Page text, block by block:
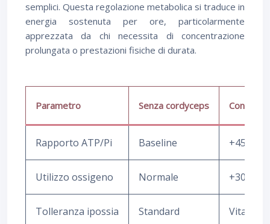
semplici. Questa regolazione metabolica si traduce in
energia sostenuta per ore, particolarmente
apprezzata da chi necessita di concentrazione
prolungata o prestazioni fisiche di durata.
Parametro Senza cordyceps Con
Rapporto ATP/Pi Baseline +45-55%
Utilizzo ossigeno Normale +30-40%
Tolleranza ipossia Standard Vita 2-